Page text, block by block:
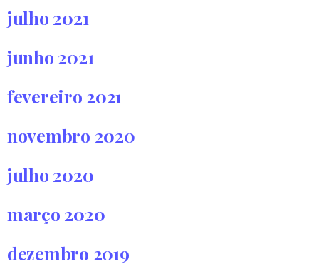
julho 2021
junho 2021
fevereiro 2021
novembro 2020
julho 2020
março 2020
dezembro 2019